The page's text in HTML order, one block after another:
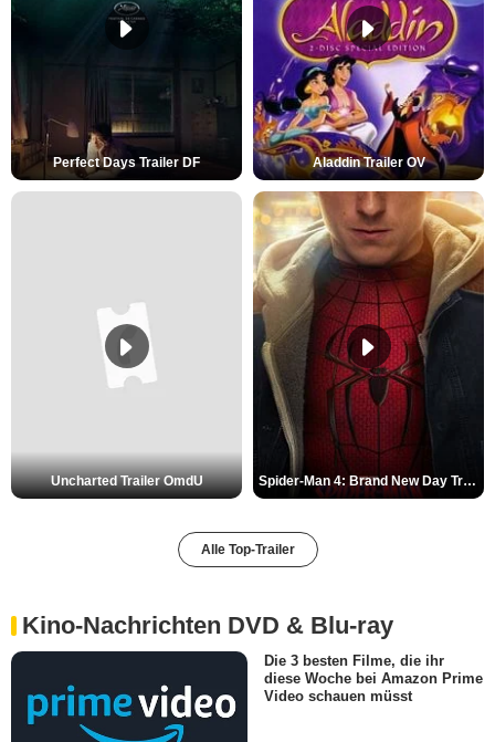
Perfect Days Trailer DF Aladdin Trailer OV
Uncharted Trailer OmdU Spider-Man 4: Brand New Day Trailer (3) DF
Alle Top-Trailer
Kino-Nachrichten DVD & Blu-ray
Die 3 besten Filme, die ihr
diese Woche bei Amazon Prime
Video schauen müsst